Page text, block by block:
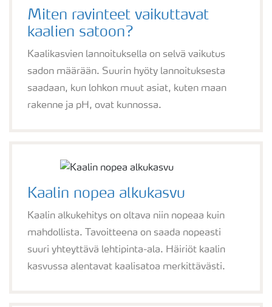
Miten ravinteet vaikuttavat
kaalien satoon?
Kaalikasvien lannoituksella on selvä vaikutus
sadon määrään. Suurin hyöty lannoituksesta
saadaan, kun lohkon muut asiat, kuten maan
rakenne ja pH, ovat kunnossa.
Kaalin nopea alkukasvu
Kaalin alkukehitys on oltava niin nopeaa kuin
mahdollista. Tavoitteena on saada nopeasti
suuri yhteyttävä lehtipinta-ala. Häiriöt kaalin
kasvussa alentavat kaalisatoa merkittävästi.